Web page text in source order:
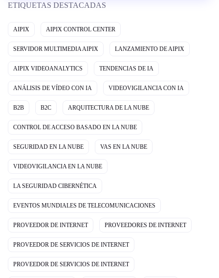
ETIQUETAS DESTACADAS
AIPIX AIPIX CONTROL CENTER
SERVIDOR MULTIMEDIA AIPIX LANZAMIENTO DE AIPIX
AIPIX VIDEOANALYTICS TENDENCIAS DE IA
ANÁLISIS DE VÍDEO CON IA VIDEOVIGILANCIA CON IA
B2B B2C ARQUITECTURA DE LA NUBE
CONTROL DE ACCESO BASADO EN LA NUBE
SEGURIDAD EN LA NUBE VAS EN LA NUBE
VIDEOVIGILANCIA EN LA NUBE
LA SEGURIDAD CIBERNÉTICA
EVENTOS MUNDIALES DE TELECOMUNICACIONES
PROVEEDOR DE INTERNET PROVEEDORES DE INTERNET
PROVEEDOR DE SERVICIOS DE INTERNET
PROVEEDOR DE SERVICIOS DE INTERNET